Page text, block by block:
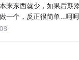
来东西就少，如果后期
一个，反正很简单...呵呵